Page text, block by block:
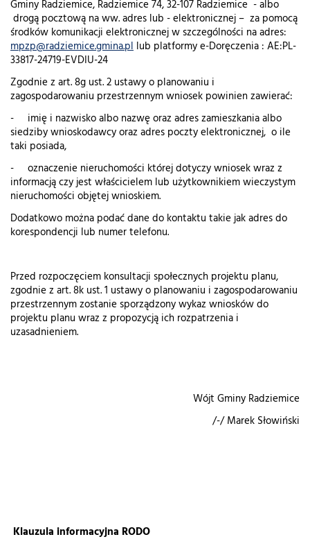
Gminy Radziemice, Radziemice 74, 32-107 Radziemice - albo
drogą pocztową na ww. adres lub - elektronicznej – za pomocą
środków komunikacji elektronicznej w szczególności na adres:
mpzp@radziemice.gmina.pl lub platformy e-Doręczenia : AE:PL-
33817-24719-EVDIU-24
Zgodnie z art. 8g ust. 2 ustawy o planowaniu i
zagospodarowaniu przestrzennym wniosek powinien zawierać:
- imię i nazwisko albo nazwę oraz adres zamieszkania albo
siedziby wnioskodawcy oraz adres poczty elektronicznej, o ile
taki posiada,
- oznaczenie nieruchomości której dotyczy wniosek wraz z
informacją czy jest właścicielem lub użytkownikiem wieczystym
nieruchomości objętej wnioskiem.
Dodatkowo można podać dane do kontaktu takie jak adres do
korespondencji lub numer telefonu.
Przed rozpoczęciem konsultacji społecznych projektu planu,
zgodnie z art. 8k ust. 1 ustawy o planowaniu i zagospodarowaniu
przestrzennym zostanie sporządzony wykaz wniosków do
projektu planu wraz z propozycją ich rozpatrzenia i
uzasadnieniem.
Wójt Gminy Radziemice
/-/ Marek Słowiński
Klauzula informacyjna RODO